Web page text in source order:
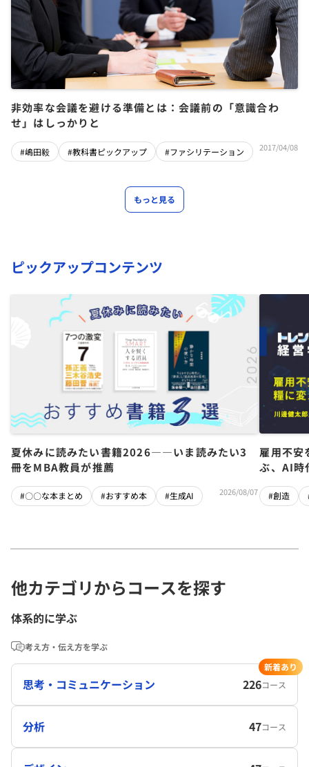
非効率な会議を避ける準備とは：会議前の「意識合わ
せ」はしっかりと
#嶋田毅 #教科書ピックアップ #ファシリテーション 2017/04/08
もっと見る
ピックアップコンテンツ
夏休みに読みたい書籍2026――いま読みたい3
冊をMBA教員が推薦
#〇〇な本まとめ #おすすめ本 #生成AI 2026/08/07
雇用不
ぶ、AI時
#創造
他カテゴリからコースを探す
体系的に学ぶ
考え方・伝え方を学ぶ
思考・コミュニケーション 226コース
新着あり
分析 47コース